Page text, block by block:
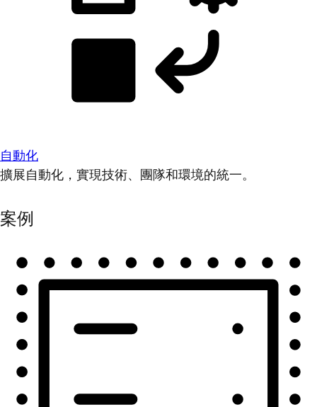
自動化
擴展自動化，實現技術、團隊和環境的統一。
案例